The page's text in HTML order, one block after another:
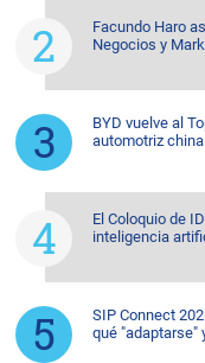
Facundo Haro
Negocios y
BYD vuelve al
automotriz
El Coloquio de
inteligencia
SIP Connect
qué "adaptarse"